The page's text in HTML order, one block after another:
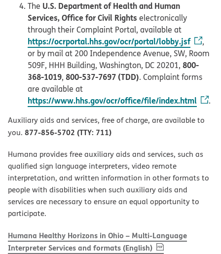
The U.S. Department of Health and Human
Services, Office for Civil Rights electronically
through their Complaint Portal, available at
https://ocrportal.hhs.gov/ocr/portal/lobby.jsf
,
or by mail at 200 Independence Avenue, SW, Room
509F, HHH Building, Washington, DC 20201, 800-
368-1019, 800-537-7697 (TDD). Complaint forms
are available at
https://www.hhs.gov/ocr/office/file/index.html .
Auxiliary aids and services, free of charge, are available to
you. 877-856-5702 (TTY: 711)
Humana provides free auxiliary aids and services, such as
qualified sign language interpreters, video remote
interpretation, and written information in other formats to
people with disabilities when such auxiliary aids and
services are necessary to ensure an equal opportunity to
participate.
Humana Healthy Horizons in Ohio – Multi-Language
Interpreter Services and formats (English), PDF(opens in new